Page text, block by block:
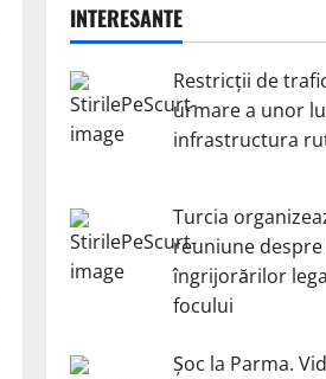
INTERESANTE
Restricții de
urmare a unor
infrastructura
Turcia
reuniune despre
îngrijorărilor
focului
Șoc la Parma.